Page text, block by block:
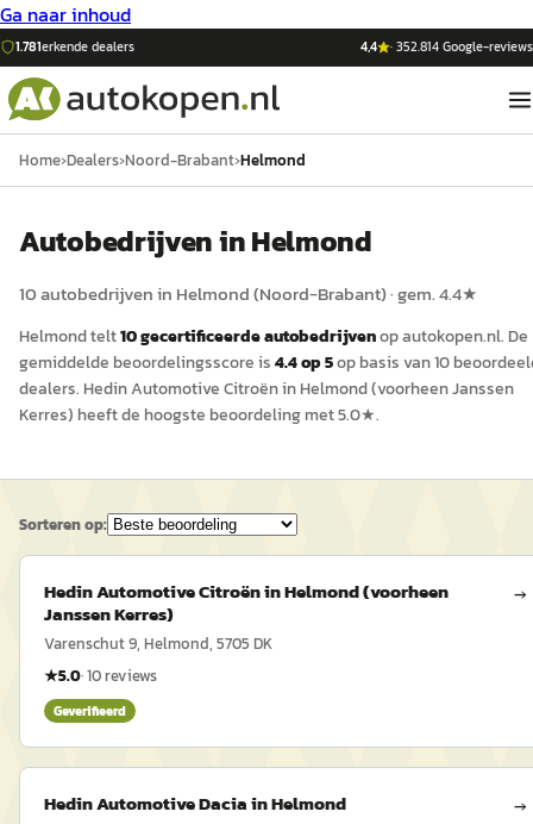
Ga naar inhoud
1.781erkende dealers 4,4 ·352.814Google-reviews
Home›Dealers›Noord-Brabant›Helmond
Autobedrijven inHelmond
10autobedrijven in Helmond(Noord-Brabant)· gem.4.4★
Helmondtelt10gecertificeerdeautobedrijvenopautokopen.nl. De
gemiddelde beoordelingsscore is4.4op 5op basis van10
dealers. Hedin Automotive Citroën in Helmond (voorheen Janssen
Kerres) heeft de hoogste beoordeling met5.0★.
Sorteren op:
Hedin Automotive Citroën in Helmond (voorheen
Janssen Kerres)
→
Varenschut 9, Helmond, 5705 DK
★5.0·10reviews
Geverifieerd
Hedin Automotive Dacia in Helmond →